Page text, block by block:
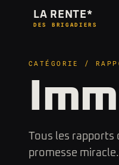
LA RENTE*
DES BRIGADIERS
CATÉGORIE /
Tous les rapports
promesse miracle.